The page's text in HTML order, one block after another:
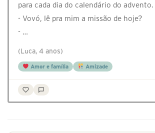
para cada dia do calendário do advento.
- Vovó, lê pra mim a missão de hoje?
- …
(Luca, 4 anos)
Amor e família Amizade